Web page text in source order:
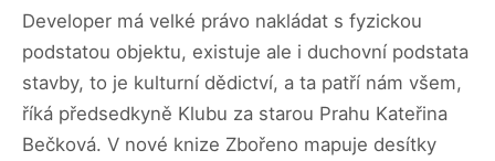
Developer má velké právo nakládat s fyzickou
podstatou objektu, existuje ale i duchovní podstata
stavby, to je kulturní dědictví, a ta patří nám všem,
říká předsedkyně Klubu za starou Prahu Kateřina
Bečková. V nové knize Zbořeno mapuje desítky